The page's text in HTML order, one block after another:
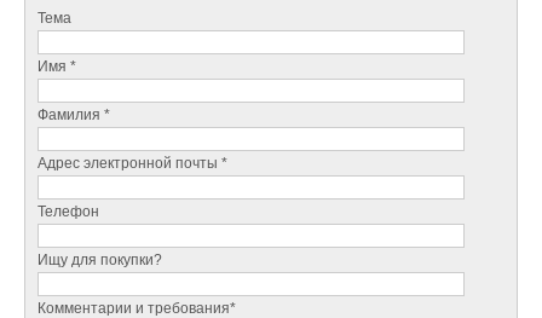
Тема
Имя *
Фамилия *
Адрес электронной почты *
Телефон
Ищу для покупки?
Комментарии и требования*